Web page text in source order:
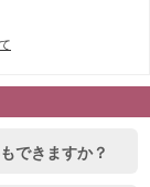
できますか？